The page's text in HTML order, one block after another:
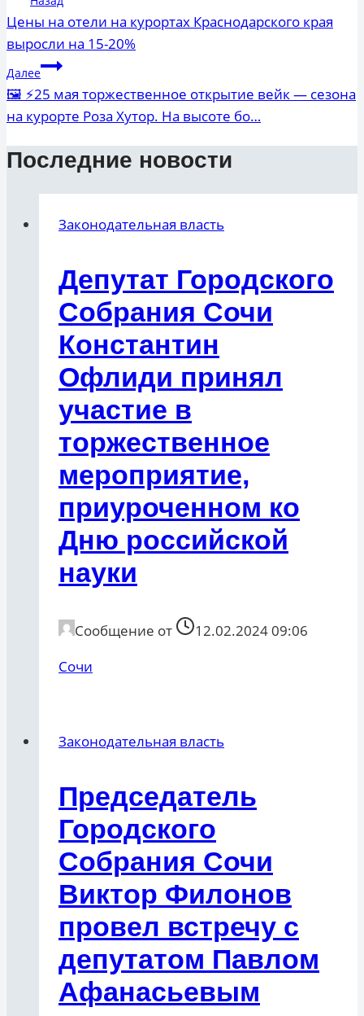
по
записям
Цены на отели на курортах Краснодарского края
выросли на 15-20%
Далее
🖼 ⚡️25 мая торжественное открытие вейк — сезона
на курорте Роза Хутор. На высоте бо…
Последние новости
Законодательная власть
Депутат Городского
Собрания Сочи
Константин
Офлиди принял
участие в
торжественное
мероприятие,
приуроченном ко
Дню российской
науки
Сообщение от
12.02.2024 09:06
Сочи
Законодательная власть
Председатель
Городского
Собрания Сочи
Виктор Филонов
провел встречу с
депутатом Павлом
Афанасьевым